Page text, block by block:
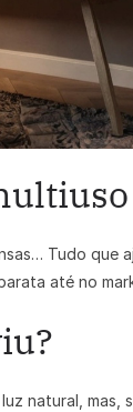
Tudo que
até no
natural, mas,